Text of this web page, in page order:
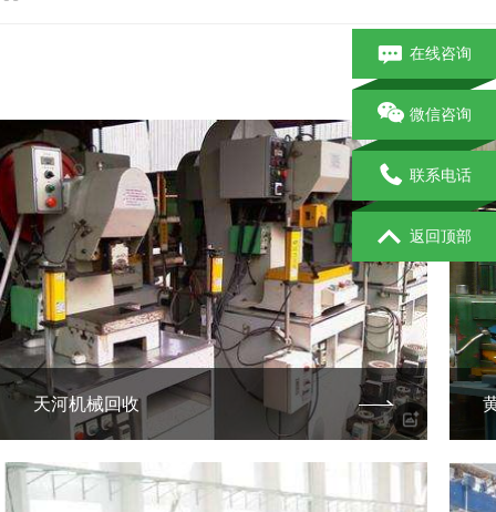
天河机械回收
在线咨询
微信咨询
联系电话
返回顶部